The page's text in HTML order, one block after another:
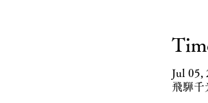
Jul 05,
飛騨